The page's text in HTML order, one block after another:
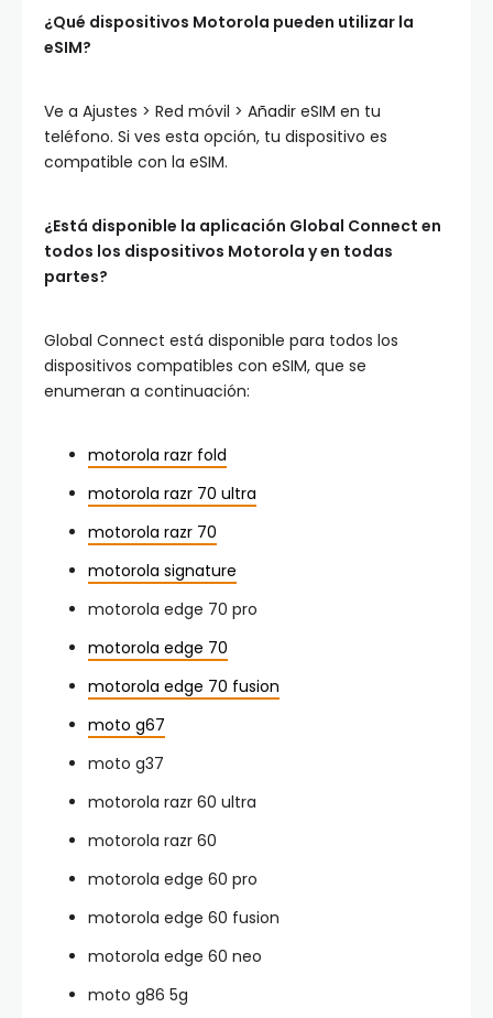
¿Qué dispositivos Motorola pueden utilizar la
eSIM?
Ve a Ajustes > Red móvil > Añadir eSIM en tu
teléfono. Si ves esta opción, tu dispositivo es
compatible con la eSIM.
¿Está disponible la aplicación Global Connect en
todos los dispositivos Motorola y en todas
partes?
Global Connect está disponible para todos los
dispositivos compatibles con eSIM, que se
enumeran a continuación:
motorola razr fold
motorola razr 70 ultra
motorola razr 70
motorola signature
motorola edge 70 pro
motorola edge 70
motorola edge 70 fusion
moto g67
moto g37
motorola razr 60 ultra
motorola razr 60
motorola edge 60 pro
motorola edge 60 fusion
motorola edge 60 neo
moto g86 5g